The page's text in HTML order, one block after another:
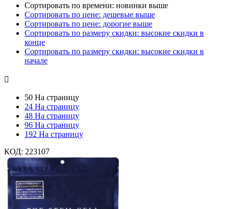
Сортировать по времени: новинки выше
Сортировать по цене: дешевые выше
Сортировать по цене: дорогие выше
Сортировать по размеру скидки: высокие скидки в
конце
Сортировать по размеру скидки: высокие скидки в
начале

50 На страницу
24 На страницу
48 На страницу
96 На страницу
192 На страницу
КОД: 223107